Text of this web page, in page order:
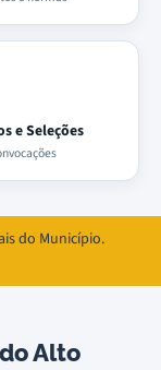
e Seleções
do Município.
Alto